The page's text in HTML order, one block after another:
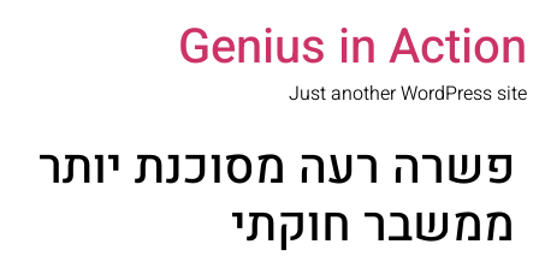
Genius in Action
Just another WordPress site
פשרה רעה מסוכנת יותר
ממשבר חוקתי